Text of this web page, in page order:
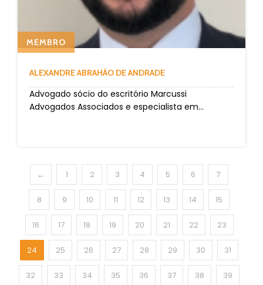
MEMBRO
ALEXANDRE ABRAHÃO DE ANDRADE
Advogado sócio do escritório Marcussi
Advogados Associados e especialista em...
← 1 2 3 4 5 6 7
8 9 10 11 12 13 14 15
16 17 18 19 20 21 22 23
24 25 26 27 28 29 30 31
32 33 34 35 36 37 38 39